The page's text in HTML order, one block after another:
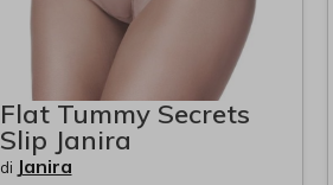
Flat Tummy Secrets
Slip Janira
di Janira